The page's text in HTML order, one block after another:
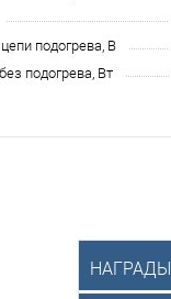
подогрева, В
подогрева, Вт
НАГРАДЫ